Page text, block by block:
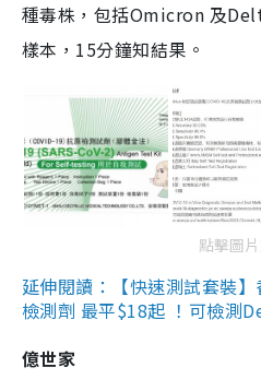
種毒株，包括Omicron 及
樣本，15分鐘知結果。
點擊圖
延伸閱讀：【快速測試套裝
檢測劑 最平$18起 ！可檢測
億世家